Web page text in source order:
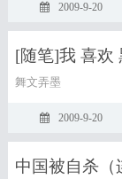
2009-9-20
[随笔]我 喜欢
舞文弄墨
2009-9-20
中国被自杀（